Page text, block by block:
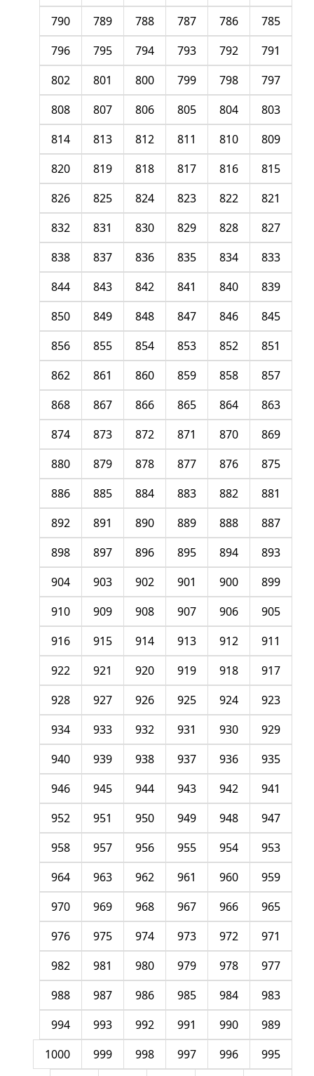
785
786
787
788
789
790
791
792
793
794
795
796
797
798
799
800
801
802
803
804
805
806
807
808
809
810
811
812
813
814
815
816
817
818
819
820
821
822
823
824
825
826
827
828
829
830
831
832
833
834
835
836
837
838
839
840
841
842
843
844
845
846
847
848
849
850
851
852
853
854
855
856
857
858
859
860
861
862
863
864
865
866
867
868
869
870
871
872
873
874
875
876
877
878
879
880
881
882
883
884
885
886
887
888
889
890
891
892
893
894
895
896
897
898
899
900
901
902
903
904
905
906
907
908
909
910
911
912
913
914
915
916
917
918
919
920
921
922
923
924
925
926
927
928
929
930
931
932
933
934
935
936
937
938
939
940
941
942
943
944
945
946
947
948
949
950
951
952
953
954
955
956
957
958
959
960
961
962
963
964
965
966
967
968
969
970
971
972
973
974
975
976
977
978
979
980
981
982
983
984
985
986
987
988
989
990
991
992
993
994
995
996
997
998
999
1000